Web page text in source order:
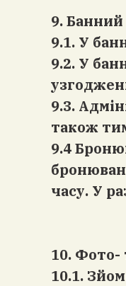
9. Банний
9.1. У
9.2. У
9.3.
також
9.4
часу. У
10. Фото-
10.1.